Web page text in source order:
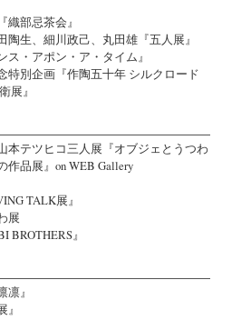
部忌茶会』
生、細川政己、丸田雄『五人展』
・アポン・ア・タイム』
特別企画『作陶五十年 シルクロード
展』
本テツヒコ三人展『オブジェとうつわ
作品展』on WEB Gallery
TALK展』
展
BROTHERS』
』